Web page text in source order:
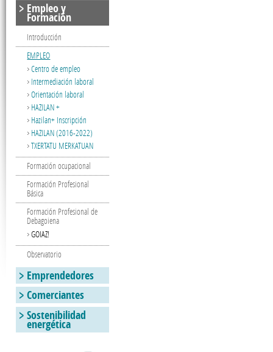
Empleo y
Formación
Introducción
EMPLEO
Centro de empleo
Intermediación laboral
Orientación laboral
HAZILAN +
Hazilan+ Inscripción
HAZILAN (2016-2022)
TXERTATU MERKATUAN
Formación ocupacional
Formación Profesional
Básica
Formación Profesional de
Debagoiena
GOIAZ!
Observatorio
Emprendedores
Comerciantes
Sostenibilidad
energética